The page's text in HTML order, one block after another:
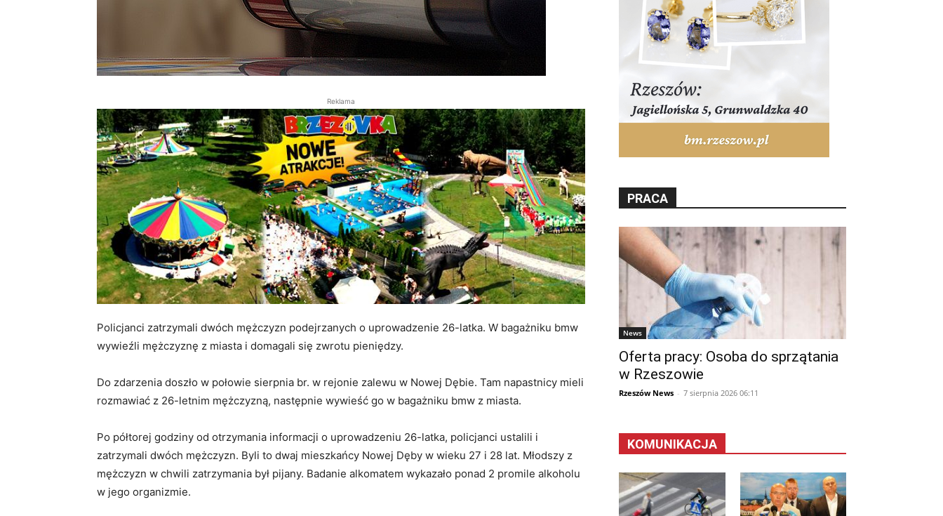
Reklama
Policjanci zatrzymali dwóch mężczyzn podejrzanych o uprowadzenie 26-latka. W bagażniku bmw
wywieźli mężczyznę z miasta i domagali się zwrotu pieniędzy.
Do zdarzenia doszło w połowie sierpnia br. w rejonie zalewu w Nowej Dębie. Tam napastnicy mieli
rozmawiać z 26-letnim mężczyzną, następnie wywieść go w bagażniku bmw z miasta.
Po półtorej godziny od otrzymania informacji o uprowadzeniu 26-latka, policjanci ustalili i
zatrzymali dwóch mężczyzn. Byli to dwaj mieszkańcy Nowej Dęby w wieku 27 i 28 lat. Młodszy z
mężczyzn w chwili zatrzymania był pijany. Badanie alkomatem wykazało ponad 2 promile alkoholu
w jego organizmie.
PRACA
News
Oferta pracy: Osoba do sprzątania
w Rzeszowie
Rzeszów News - 7 sierpnia 2026 06:11
KOMUNIKACJA